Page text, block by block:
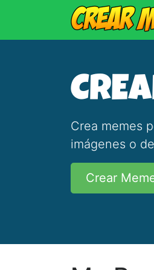
Crea memes
imágenes o
Crear